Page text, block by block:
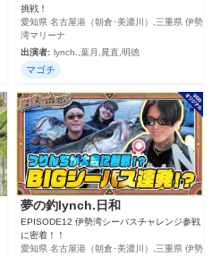
挑戦！
愛知県 名古屋港（朝倉･美濃川）,三重県 伊勢
湾マリーナ
出演者: lynch.,葉月,晁直,明徳
マゴチ
夢の釣lynch.日和
EPISODE12 伊勢湾シーバスチャレンジ参戦
に密着！！
愛知県 名古屋港（朝倉･美濃川）,三重県 伊勢